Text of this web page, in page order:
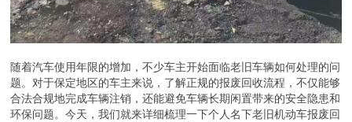
随着汽车使用年限的增加，不少车主开始面临老旧车辆如何处理的问
题。对于保定地区的车主来说，了解正规的报废回收流程，不仅能够
合法合规地完成车辆注销，还能避免车辆长期闲置带来的安全隐患和
环保问题。今天，我们就来详细梳理一下个人名下老旧机动车报废回